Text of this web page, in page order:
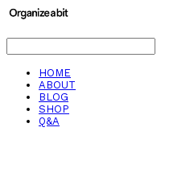
HOME
ABOUT
BLOG
SHOP
Q&A